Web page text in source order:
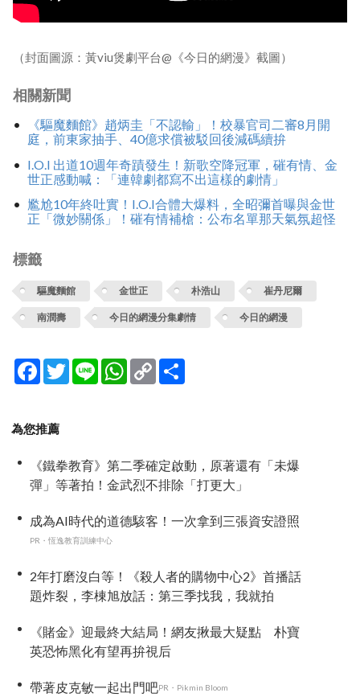
（封面圖源：黃viu煲劇平台@《今日的網漫》截圖）
相關新聞
《驅魔麵館》趙炳圭「不認輸」！校暴官司二審8月開
庭，前東家抽手、40億求償被駁回後減碼續拚
I.O.I 出道10週年奇蹟發生！新歌空降冠軍，磪有情、金
世正感動喊：「連韓劇都寫不出這樣的劇情」
尷尬10年終吐實！I.O.I合體大爆料，全昭彌首曝與金世
正「微妙關係」！磪有情補槍：公布名單那天氣氛超怪
標籤
驅魔麵館 金世正 朴浩山 崔丹尼爾
南潤壽 今日的網漫分集劇情 今日的網漫
Facebook
TwitterLine WhatsApp
Copy
Link
為您推薦
《鐵拳教育》第二季確定啟動，原著還有「未爆
彈」等著拍！金武烈不排除「打更大」
成為AI時代的道德駭客！一次拿到三張資安證照
PR・恆逸教育訓練中心
2年打磨沒白等！《殺人者的購物中心2》首播話
題炸裂，李棟旭放話：第三季找我，我就拍
《賭金》迎最終大結局！網友揪最大疑點 朴寶
英恐怖黑化有望再拚視后
帶著皮克敏一起出門吧PR・Pikmin Bloom